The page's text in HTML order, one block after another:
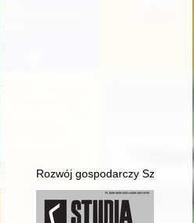
do Rakowa : piłka nożna w
Rozwój gospodarczy Szczytna